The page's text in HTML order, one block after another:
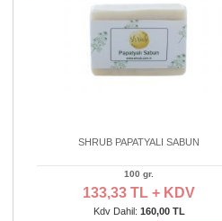
SHRUB PAPATYALI SABUN
100 gr.
133,33 TL + KDV
Kdv Dahil: 160,00 TL